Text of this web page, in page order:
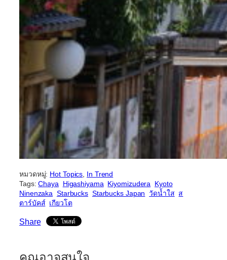
หมวดหมู่: Hot Topics In Trend
Tags:Chaya Higashiyama Kiyomizudera
Kyoto
Ninenzaka Starbucks Starbucks Japan วัดน้ำใส ส
ตาร์บัคส์ เกียวโต
Share
คุณอาจสนใจ